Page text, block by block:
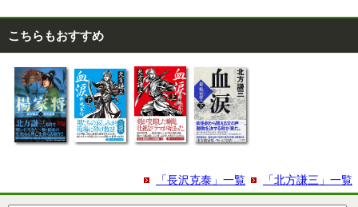
こちらもおすすめ
「北方謙三」一覧
「長沢克泰」一覧